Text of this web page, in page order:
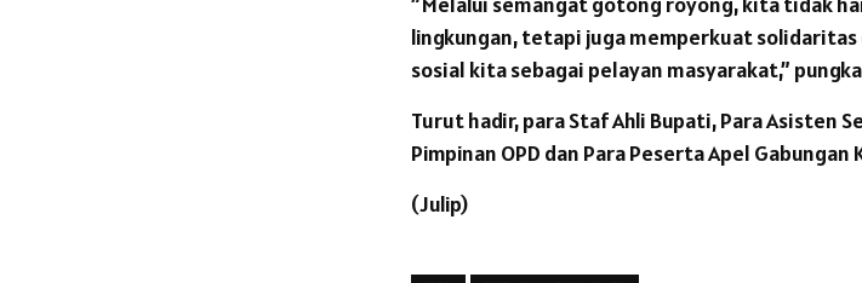
lingkungan, tetapi juga memperkuat solidaritas
sosial kita sebagai pelayan masyarakat,”
Turut hadir, para Staf Ahli Bupati, Para Asisten
Pimpinan OPD dan Para Peserta Apel Gabungan
(Julip)